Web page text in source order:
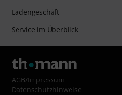
Ladengeschäft
Service im Überblick
AGB/Impressum
Datenschutzhinweise